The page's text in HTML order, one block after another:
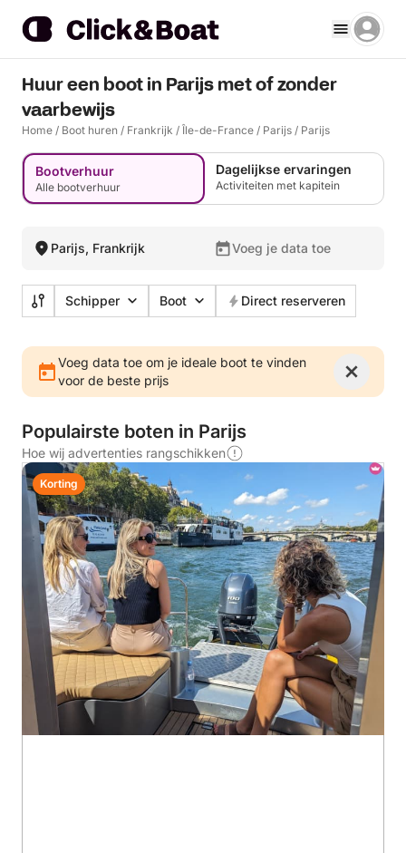
Huur een boot in Parijs met of zonder
vaarbewijs
Home / Boot huren / Frankrijk / Île-de-France / Parijs / Parijs
Bootverhuur
Alle bootverhuur
Dagelijkse ervaringen
Activiteiten met kapitein
Parijs, Frankrijk Voeg je data toe
Schipper Boot Direct reserveren
Voeg data toe om je ideale boot te vinden
voor de beste prijs
Populairste boten in Parijs
Hoe wij advertenties rangschikken
Korting